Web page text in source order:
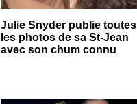
Julie Snyder publie toutes
les photos de sa St-Jean
avec son chum connu